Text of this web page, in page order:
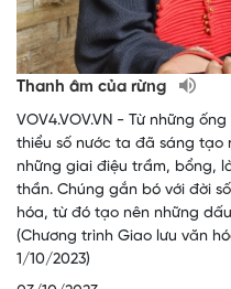
Thanh âm của rừng
VOV4.VOV.VN - Từ những
thiểu số nước ta đã sáng tạo
những giai điệu trầm, bổng,
thần. Chúng gắn bó với đời
hóa, từ đó tạo nên những
(Chương trình Giao lưu văn
1/10/2023)